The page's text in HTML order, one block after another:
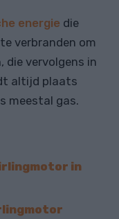
energie die
verbranden om
die vervolgens in
altijd plaats
meestal gas.
in